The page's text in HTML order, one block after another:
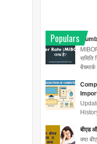
Populars
समिति
बीएड
क्या